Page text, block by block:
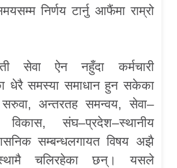
निर्णय टार्नु आफैंमा राम्रो
सेवा ऐन नहुँदा कर्मचारी
धेरै समस्या समाधान हुन सकेका
अन्तरतह समन्वय, सेवा–
विकास, संघ–प्रदेश–स्थानीय
सम्बन्धलगायत विषय अझै
चलिरहेका छन्। यसले